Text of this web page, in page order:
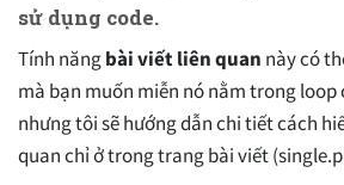
sử dụng code.
Tính năngbài viết liên quan này có
mà bạn muốn miễn nó nằm trong loop
nhưng tôi sẽ hướng dẫn chi tiết cách
quan chỉ ở trong trang bài viết